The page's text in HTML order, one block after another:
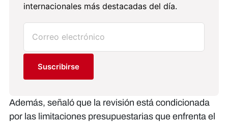
internacionales más destacadas del día.
Suscribirse
Además, señaló que la revisión está condicionada
por las limitaciones presupuestarias que enfrenta el